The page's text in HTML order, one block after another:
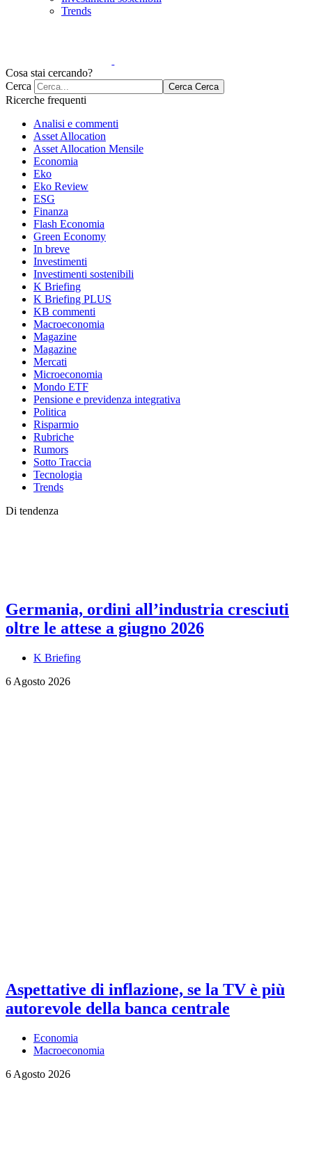
Trends
Cosa stai cercando?
Cerca
Cerca Cerca
Ricerche frequenti
Analisi e commenti
Asset Allocation
Asset Allocation Mensile
Economia
Eko
Eko Review
ESG
Finanza
Flash Economia
Green Economy
In breve
Investimenti
Investimenti sostenibili
K Briefing
K Briefing PLUS
KB commenti
Macroeconomia
Magazine
Magazine
Mercati
Microeconomia
Mondo ETF
Pensione e previdenza integrativa
Politica
Risparmio
Rubriche
Rumors
Sotto Traccia
Tecnologia
Trends
Di tendenza
Germania, ordini all’industria cresciuti
oltre le attese a giugno 2026
K Briefing
6 Agosto 2026
Aspettative di inflazione, se la TV è più
autorevole della banca centrale
Economia
Macroeconomia
6 Agosto 2026